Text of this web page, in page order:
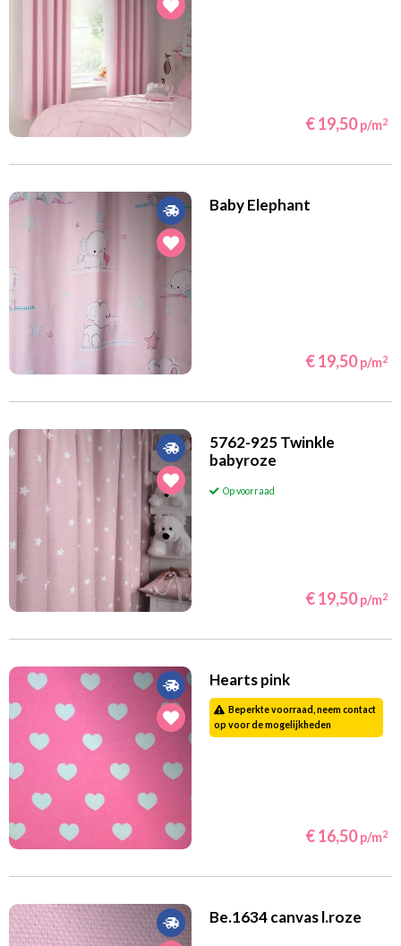
€ 19,50 p/m2
Baby Elephant
€ 19,50 p/m2
5762-925 Twinkle
babyroze
Op voorraad
€ 19,50 p/m2
Hearts pink
Beperkte voorraad, neem contact
op voor de mogelijkheden
€ 16,50 p/m2
Be.1634 canvas l.roze